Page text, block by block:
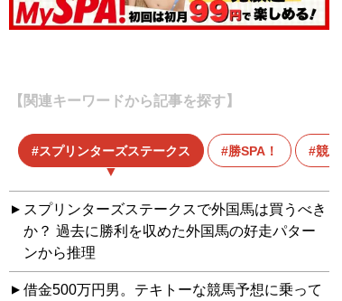
【関連キーワードから記事を探す】
スプリンターズステークス 勝SPA！ 競馬
スプリンターズステークスで外国馬は買うべき
か？ 過去に勝利を収めた外国馬の好走パター
ンから推理
借金500万円男。テキトーな競馬予想に乗って